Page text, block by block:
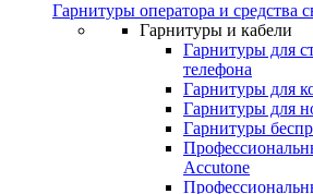
Гарнитуры оператора и средства
Гарнитуры и кабели
Гарнитуры для
телефона
Гарнитуры для
Гарнитуры для
Гарнитуры
Accutone